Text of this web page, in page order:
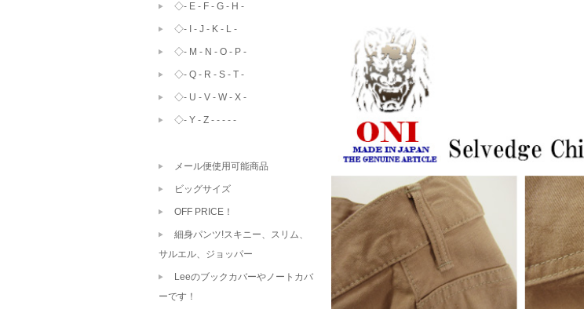
◇- E - F - G - H -
◇- I - J - K - L -
◇- M - N - O - P -
◇- Q - R - S - T -
◇- U - V - W - X -
◇- Y - Z - - - - -
メール便使用可能商品
ビッグサイズ
OFF PRICE！
細身パンツ!スキニー、スリム、
サルエル、ジョッパー
Leeのブックカバーやノートカバ
ーです！